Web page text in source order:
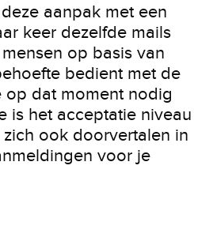
aanpak met een
keer dezelfde mails
op basis van
bedient met de
op dat moment nodig
is het acceptatie niveau
ook doorvertalen in
voor je